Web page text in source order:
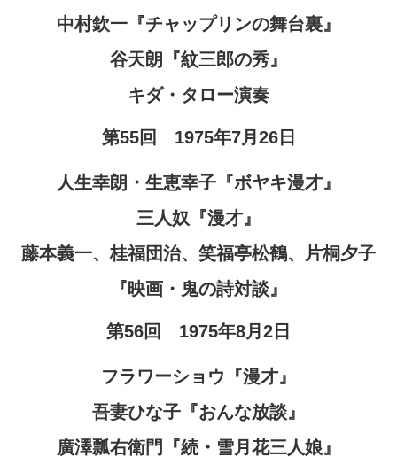
中村欽一『チャップリンの舞台裏』
谷天朗『紋三郎の秀』
キダ・タロー演奏
第55回 1975年7月26日
人生幸朗・生恵幸子『ボヤキ漫才』
三人奴『漫才』
藤本義一、桂福団治、笑福亭松鶴、片桐夕子
『映画・鬼の詩対談』
第56回 1975年8月2日
フラワーショウ『漫才』
吾妻ひな子『おんな放談』
廣澤瓢右衛門『続・雪月花三人娘』